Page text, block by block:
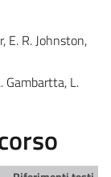
E. R. Johnston,
Gambartta, L.